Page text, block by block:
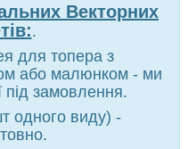
Векторних
.
для топера з
або малюнком - ми
під замовлення.
одного виду) -